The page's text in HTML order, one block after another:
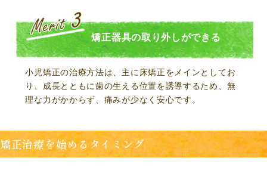
矯正器具の取り外しができる
小児矯正の治療方法は、主に床矯正をメインとしてお
り、成長とともに歯の生える位置を誘導するため、無
理な力がかからず、痛みが少なく安心です。
矯正治療を始めるタイミング